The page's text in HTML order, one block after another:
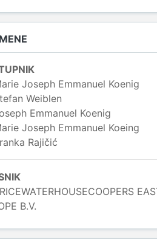
Joseph Emmanuel Koenig
Weiblen
Emmanuel Koenig
Joseph Emmanuel Koeing
Rajičić
B.V.